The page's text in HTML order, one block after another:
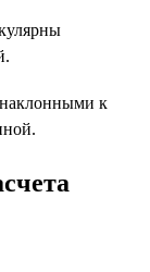
наклонными к